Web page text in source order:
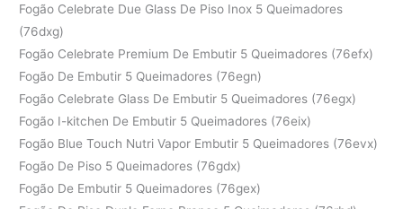
Fogão Celebrate Due Glass De Piso Inox 5 Queimadores
(76dxg)
Fogão Celebrate Premium De Embutir 5 Queimadores (76efx)
Fogão De Embutir 5 Queimadores (76egn)
Fogão Celebrate Glass De Embutir 5 Queimadores (76egx)
Fogão I-kitchen De Embutir 5 Queimadores (76eix)
Fogão Blue Touch Nutri Vapor Embutir 5 Queimadores (76evx)
Fogão De Piso 5 Queimadores (76gdx)
Fogão De Embutir 5 Queimadores (76gex)